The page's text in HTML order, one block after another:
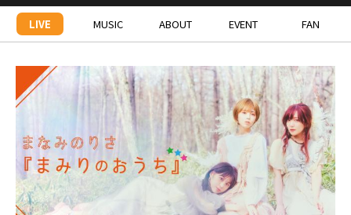
LIVE MUSIC ABOUT EVENT FAN